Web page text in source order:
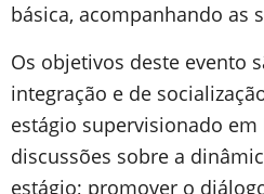
básica, acompanhando as
Os objetivos deste evento
integração e de
estágio supervisionado
discussões sobre a
estágio; promover o